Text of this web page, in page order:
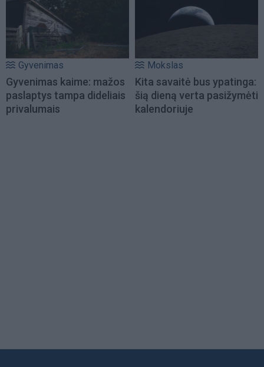
Gyvenimas
Gyvenimas kaime: mažos
paslaptys tampa dideliais
privalumais
Mokslas
Kita savaitė bus ypatinga:
šią dieną verta pasižymėti
kalendoriuje